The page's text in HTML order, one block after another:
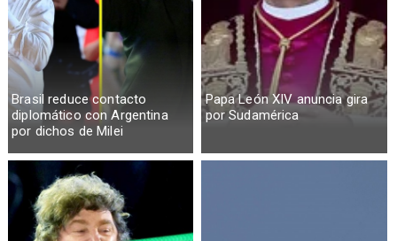
Brasil reduce contacto
diplomático con Argentina
por dichos de Milei
Papa León XIV anuncia gira
por Sudamérica